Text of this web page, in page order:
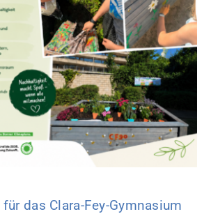
das Clara-Fey-Gymnasium